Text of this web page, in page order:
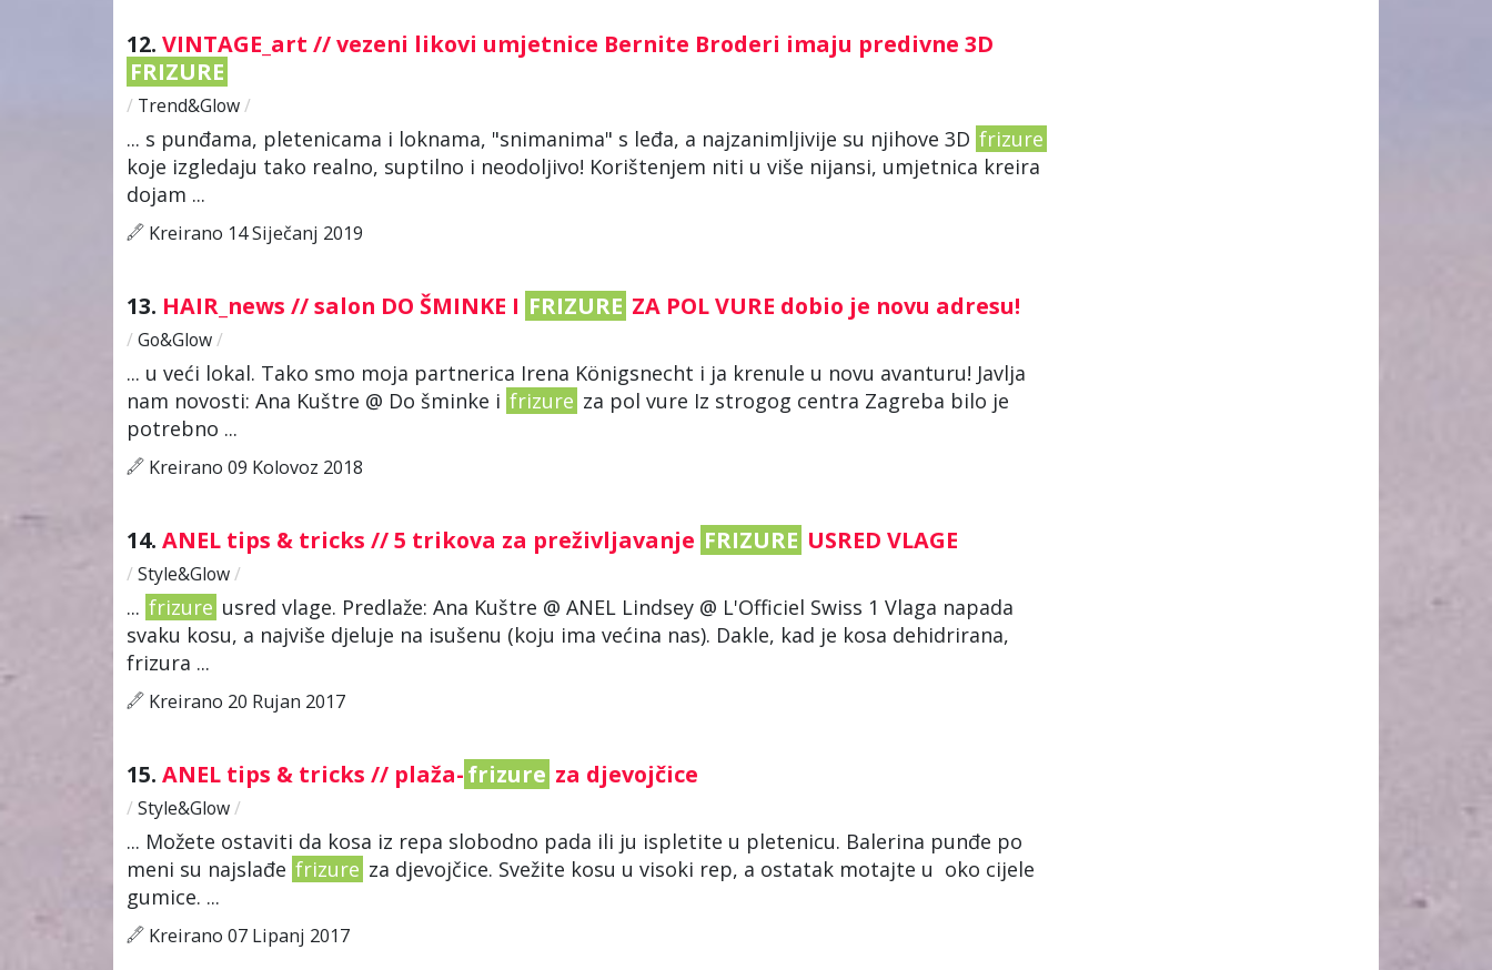
12. VINTAGE_art // vezeni likovi umjetnice Bernite Broderi imaju predivne 3D
FRIZURE
/ Trend&Glow/
... s punđama, pletenicama i loknama, "snimanima" s leđa, a najzanimljivije su njihove 3D frizure
koje izgledaju tako realno, suptilno i neodoljivo! Korištenjem niti u više nijansi, umjetnica kreira
dojam ...
Kreirano 14 Siječanj 2019
13. HAIR_news // salon DO ŠMINKE I FRIZURE ZA POL VURE dobio je novu adresu!
/ Go&Glow/
... u veći lokal. Tako smo moja partnerica Irena Königsnecht i ja krenule u novu avanturu! Javlja
nam novosti: Ana Kuštre @ Do šminke i frizure za pol vure Iz strogog centra Zagreba bilo je
potrebno ...
Kreirano 09 Kolovoz 2018
14. ANEL tips & tricks // 5 trikova za preživljavanje FRIZURE USRED VLAGE
/ Style&Glow/
... frizure usred vlage. Predlaže: Ana Kuštre @ ANEL Lindsey @ L'Officiel Swiss 1 Vlaga napada
svaku kosu, a najviše djeluje na isušenu (koju ima većina nas). Dakle, kad je kosa dehidrirana,
frizura ...
Kreirano 20 Rujan 2017
15. ANEL tips & tricks // plaža-frizure za djevojčice
/ Style&Glow/
... Možete ostaviti da kosa iz repa slobodno pada ili ju ispletite u pletenicu. Balerina punđe po
meni su najslađe frizure za djevojčice. Svežite kosu u visoki rep, a ostatak motajte u oko cijele
gumice. ...
Kreirano 07 Lipanj 2017